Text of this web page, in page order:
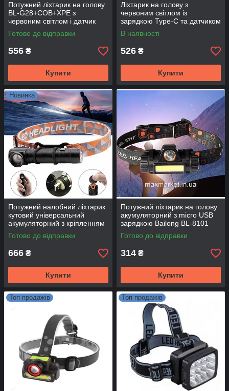
Потужний ліхтарик на голову
BL-G28+COB+XPE з
червоним світлом і датчик
руху
Готово до відправки
556 ₴
Купити
Ліхтарик на голову з
червоним світлом із
зарядкою Type-C та датчиком
руху для включення та
вимикання ліхтаря
В наявності
526 ₴
Купити
Новинка
Потужний налобний ліхтарик
кутовий універсальний
акумуляторний з кріпленням
на голову T-6 бічній Ліхтар
Готово до відправки
666 ₴
Купити
Потужний ліхтарик на голову
акумуляторний з micro USB
зарядкою Bailong BL-8101
Готово до відправки
314 ₴
Купити
Топ продажів Топ продажів